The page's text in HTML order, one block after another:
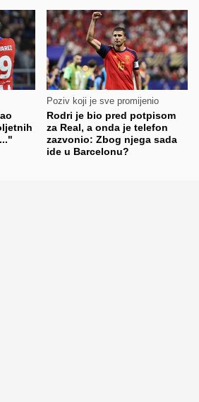
Poziv koji je sve promijenio
Rodri je bio pred potpisom
za Real, a onda je telefon
zazvonio: Zbog njega sada
ide u Barcelonu?